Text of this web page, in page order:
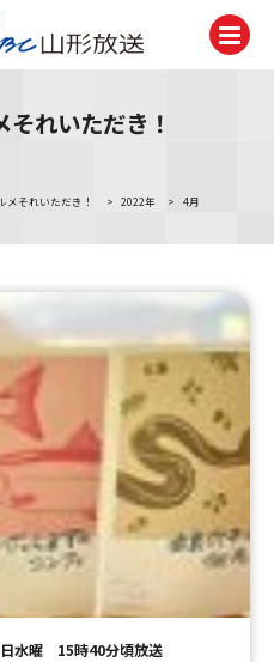
ト
れいただき！
メそれいただき！ > 2022年 > 4月
日水曜 15時40分頃放送